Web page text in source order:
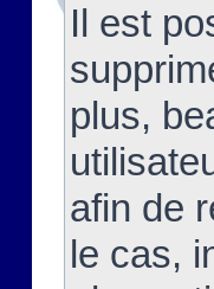
Il est
plus,
afin de
le cas,